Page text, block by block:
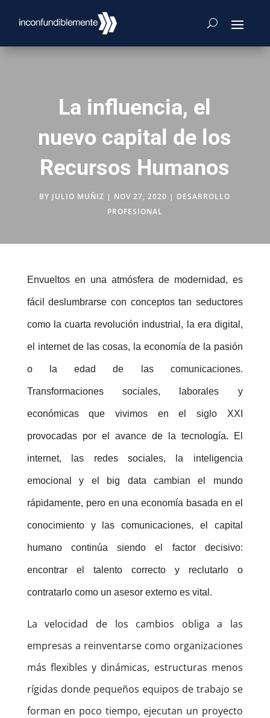
La influencia, el
nuevo capital de los
Recursos Humanos
BY JULIO MUÑIZ | NOV 27, 2020 | DESARROLLO
PROFESIONAL
Envueltos en una atmósfera de modernidad, es
fácil deslumbrarse con conceptos tan seductores
como la cuarta revolución industrial, la era digital,
el internet de las cosas, la economía de la pasión
o la edad de las comunicaciones.
Transformaciones sociales, laborales y
económicas que vivimos en el siglo XXI
provocadas por el avance de la tecnología. El
internet, las redes sociales, la inteligencia
emocional y el big data cambian el mundo
rápidamente, pero en una economía basada en el
conocimiento y las comunicaciones, el capital
humano continúa siendo el factor decisivo:
encontrar el talento correcto y reclutarlo o
contratarlo como un asesor externo es vital.
La velocidad de los cambios obliga a las
empresas a reinventarse como organizaciones
más flexibles y dinámicas, estructuras menos
rígidas donde pequeños equipos de trabajo se
forman en poco tiempo, ejecutan un proyecto